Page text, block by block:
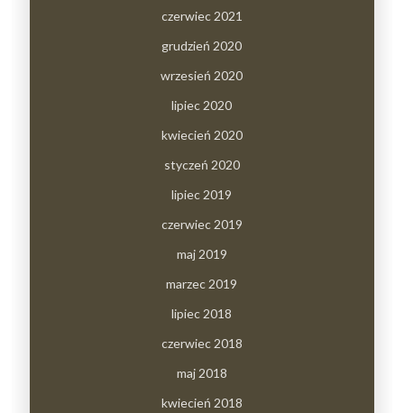
czerwiec 2021
grudzień 2020
wrzesień 2020
lipiec 2020
kwiecień 2020
styczeń 2020
lipiec 2019
czerwiec 2019
maj 2019
marzec 2019
lipiec 2018
czerwiec 2018
maj 2018
kwiecień 2018